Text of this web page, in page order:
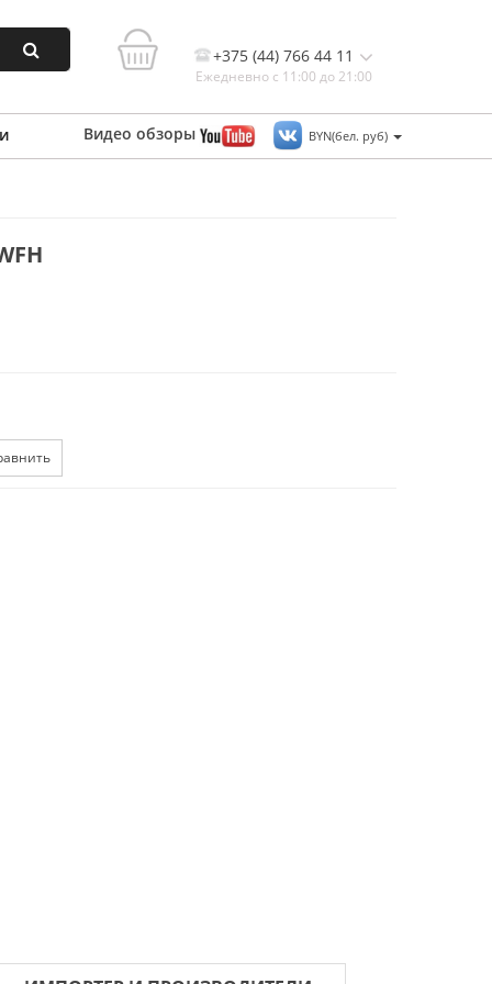
+375 (44) 766 44 11
Ежедневно с 11:00 до 21:00
Видео обзоры BYN(бел. руб)